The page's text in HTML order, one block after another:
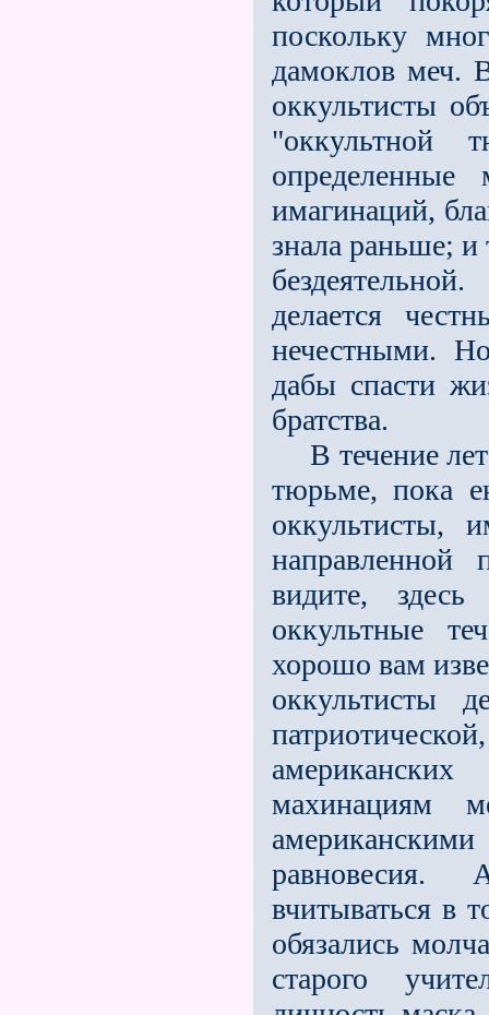
поскольку
дамоклов меч.
оккультисты
"оккультной
имагинаций,
знала раньше; и
делается
нечестными.
дабы спасти
братства.
В течение лет
тюрьме, пока
оккультисты,
направленной
видите,
оккультные
хорошо вам
оккультисты
махинациям
американскими
вчитываться в
обяза­лись
старого